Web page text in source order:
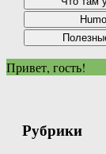
Привет, гость!
Рубрики